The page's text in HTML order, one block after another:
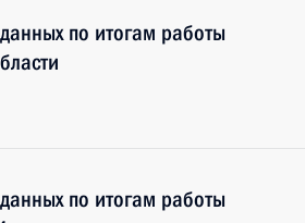
по итогам работы
по итогам работы